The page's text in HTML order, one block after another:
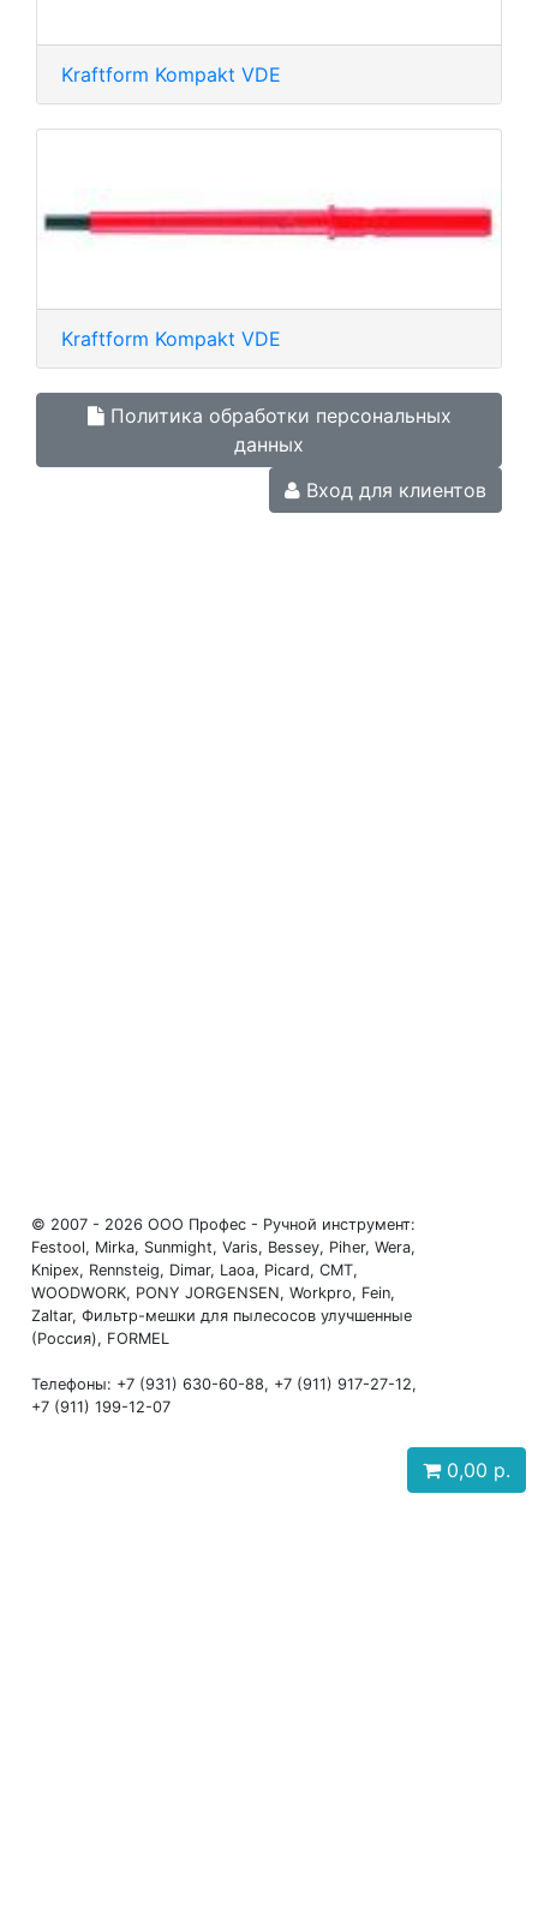
Kraftform Kompakt VDE
Kraftform Kompakt VDE
Политика обработки персональных
данных
Вход для клиентов
© 2007 - 2026 ООО Профес - Ручной инструмент:
Festool, Mirka, Sunmight, Varis, Bessey, Piher, Wera,
Knipex, Rennsteig, Dimar, Laoa, Picard, CMT,
WOODWORK, PONY JORGENSEN, Workpro, Fein,
Zaltar, Фильтр-мешки для пылесосов улучшенные
(Россия), FORMEL
Телефоны: +7 (931) 630-60-88, +7 (911) 917-27-12,
+7 (911) 199-12-07
0,00 р.